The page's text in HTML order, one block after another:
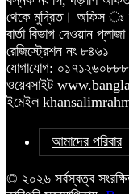
থেকে মুদ্রিত। অফিস ঃ
বার্তা বিভাগ দেওয়ান
রেজিস্ট্রেশন নং ৮৪৬১
যোগাযোগ:
ওয়েবসাইট
ইমেইল
আমাদের পরিবার
© ২০২৬ সর্বস্বত্ব